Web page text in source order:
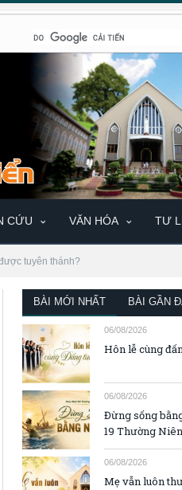
CỨU VĂN HÓA TƯ
tuyên thánh?
BÀI MỚI NHẤT BÀI GẦN
06/08/2026
Hôn lễ cùng
06/08/2026
Đừng sống
19 Thường
06/08/2026
Mẹ vẫn luôn